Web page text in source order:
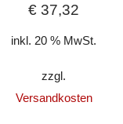
€ 37,32
inkl. 20 % MwSt.
zzgl.
Versandkosten